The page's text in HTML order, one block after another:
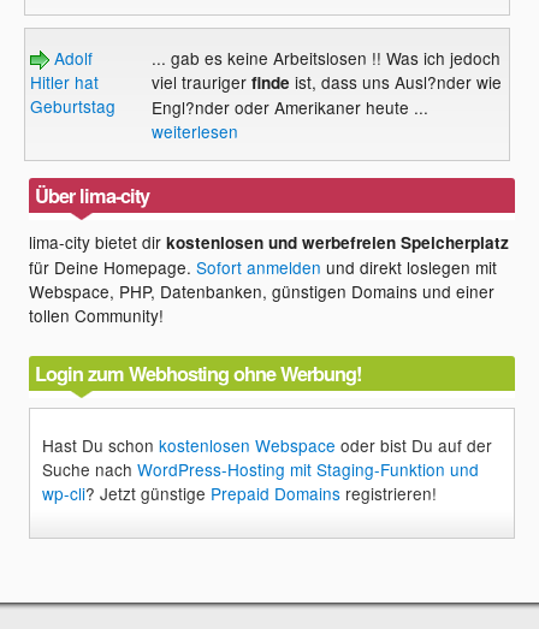
Adolf
Hitler hat
Geburtstag
... gab es keine Arbeitslosen !! Was ich jedoch
viel traurigerfinde ist, dass uns Ausl?nder wie
Engl?nder oder Amerikaner heute ...
weiterlesen
Über lima-city
lima-city bietet dirkostenlosen und werbefreien Speicherplatz
für Deine Homepage.Sofort anmelden und direkt loslegen mit
Webspace, PHP, Datenbanken, günstigen Domains und einer
tollen Community!
Login zum Webhosting ohne Werbung!
Hast Du schonkostenlosen Webspace oder bist Du auf der
Suche nachWordPress-Hosting mit Staging-Funktion und
wp-cli? Jetzt günstige Prepaid Domains registrieren!